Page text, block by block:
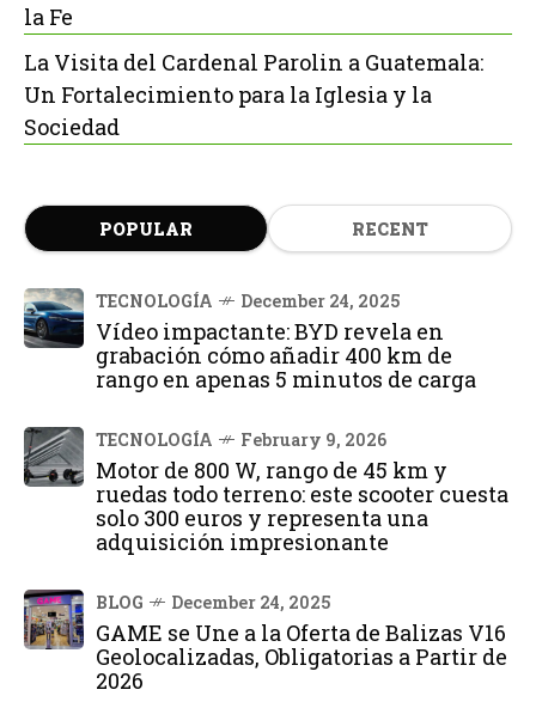
la Fe
La Visita del Cardenal Parolin a Guatemala:
Un Fortalecimiento para la Iglesia y la
Sociedad
POPULAR RECENT
TECNOLOGÍA December 24, 2025
Vídeo impactante: BYD revela en
grabación cómo añadir 400 km de
rango en apenas 5 minutos de carga
TECNOLOGÍA February 9, 2026
Motor de 800 W, rango de 45 km y
ruedas todo terreno: este scooter cuesta
solo 300 euros y representa una
adquisición impresionante
BLOG December 24, 2025
GAME se Une a la Oferta de Balizas V16
Geolocalizadas, Obligatorias a Partir de
2026